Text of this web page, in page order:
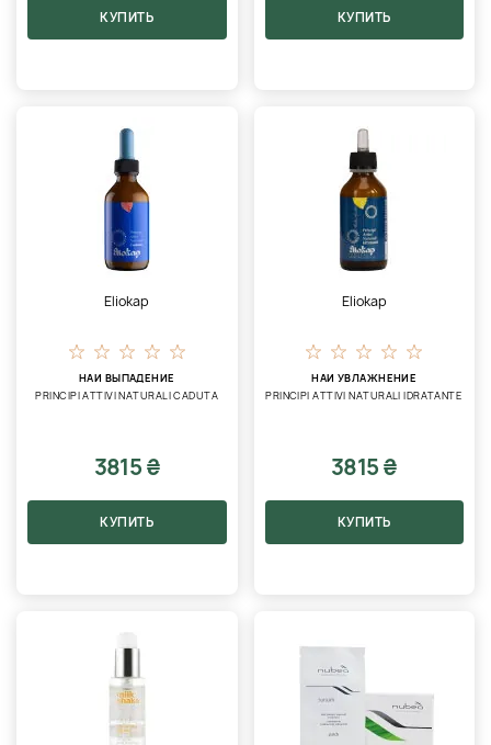
КУПИТЬ КУПИТЬ
Eliokap
НАИ ВЫПАДЕНИЕ
PRINCIPI ATTIVI NATURALI CADUTA
3815 ₴
КУПИТЬ
Eliokap
НАИ УВЛАЖНЕНИЕ
PRINCIPI ATTIVI NATURALI IDRATANTE
3815 ₴
КУПИТЬ